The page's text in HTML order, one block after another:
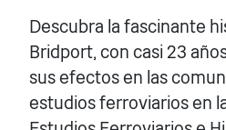
Descubra la fascinante
Bridport, con casi 23
sus efectos en las
estudios ferroviarios en